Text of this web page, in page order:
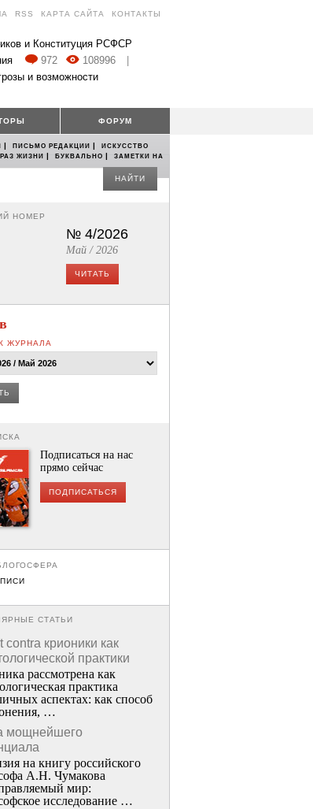
RSS КАРТА САЙТА КОНТАКТЫ
и Конституция РСФСР
972 108996
и возможности
ФОРУМ
| ПИСЬМО РЕДАКЦИИ |
ИСКУССТВО
ЖИЗНИ | БУКВАЛЬНО |
ЗАМЕТКИ НА
НАЙТИ
НОМЕР
№ 4/2026
Май / 2026
ЧИТАТЬ
ЖУРНАЛА
Подписаться на нас
прямо сейчас
ПОДПИСАТЬСЯ
СТАТЬИ
contra крионики как
практики
рассмотрена как
практика
аспектах: как способ
…
мощнейшего
на книгу российского
А.Н. Чумакова
мир:
исследование …